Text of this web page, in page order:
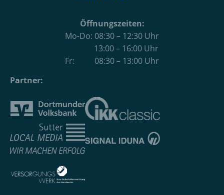
Öffnungszeiten:
Mo-Do: 08:30 – 12:30 Uhr
13:00 – 16:00 Uhr
Fr: 08:30 – 13:00 Uhr
Partner: